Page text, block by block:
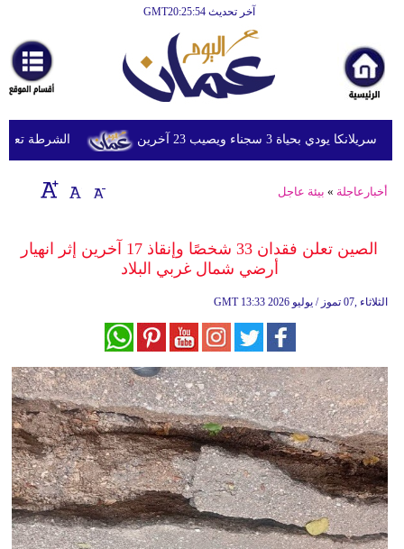
آخر تحديث GMT20:25:54
أخبارعاجلة
رياضة
ثقافة
إقتصاد
وموسيقى
سياحة
وسفر
ديكور
أخبار
إعلام
الشرطة تعتقل بحياة 3 سجناء ويصيب 23 آخرين
أخبارعاجلة » بيئة عاجل
الصين تعلن فقدان 33 شخصًا وإنقاذ 17 آخرين إثر انهيار
أرضي شمال غربي البلاد
GMT 13:33 2026 الثلاثاء ,07 تموز / يوليو